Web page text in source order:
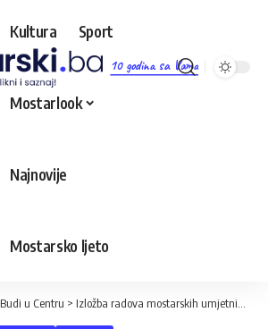
10 godina sa Vama
Kultura Sport
Mostarlook
Najnovije
Mostarsko ljeto
Budi u Centru > Izložba radova mostarskih umjetnika Alice, Đanija i Anela Jakirovića